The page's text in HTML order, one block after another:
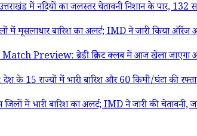
में नदियों का जलस्तर चेतावनी निशान के पार, 132
बारिश का अलर्ट; IMD ने जारी किया ऑरेंज
Preview: ब्रेडी क्रिकेट क्लब में आज खेला जाएगा
राज्यों में भारी बारिश और 60 किमी/घंटा की
में भारी बारिश का अलर्ट; IMD ने जारी की चेतावनी,